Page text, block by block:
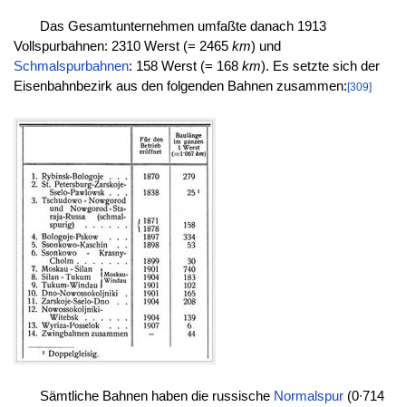
Das Gesamtunternehmen umfaßte danach 1913
Vollspurbahnen: 2310 Werst (= 2465 km) und
Schmalspurbahnen: 158 Werst (= 168 km). Es setzte sich der
Eisenbahnbezirk aus den folgenden Bahnen zusammen:[309]
Sämtliche Bahnen haben die russische Normalspur(0∙714